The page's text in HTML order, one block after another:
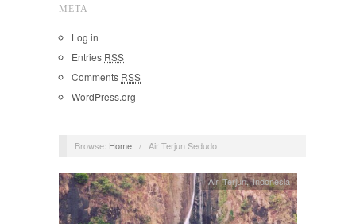
META
Log in
Entries RSS
Comments RSS
WordPress.org
Browse: Home / Air Terjun Sedudo
Air Terjun,Indonesia